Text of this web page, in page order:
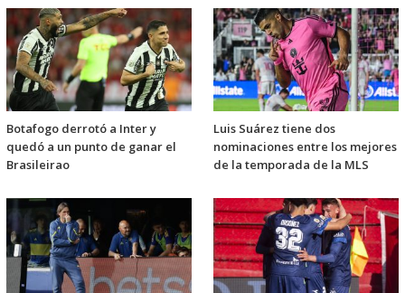
Botafogo derrotó a Inter y
quedó a un punto de ganar el
Brasileirao
Luis Suárez tiene dos
nominaciones entre los mejores
de la temporada de la MLS